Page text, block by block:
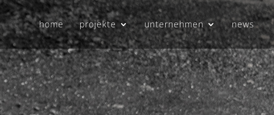
home projekte unternehmen news